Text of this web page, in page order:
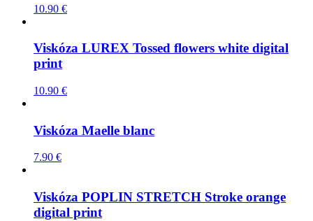
10.90 €
Viskóza LUREX Tossed flowers white digital
print
10.90 €
Viskóza Maelle blanc
7.90 €
Viskóza POPLIN STRETCH Stroke orange
digital print